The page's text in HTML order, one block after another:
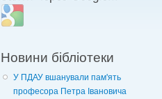
Login with Google
Новини бібліотеки
У ПДАУ вшанували пам'ять
професора Петра Івановича